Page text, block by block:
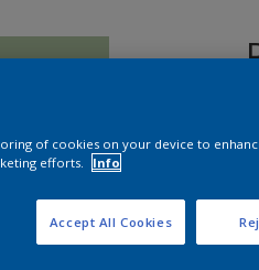
of cookies on your device to
efforts.
Info
Accept All Cookies